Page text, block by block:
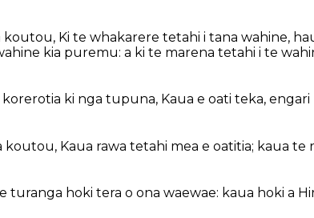
Ki te whakarere tetahi i tana wahine,
kia puremu: a ki te marena tetahi i te
ki nga tupuna, Kaua e oati teka, engari
Kaua rawa tetahi mea e oatitia; kaua te
turanga hoki tera o ona waewae: kaua hoki a